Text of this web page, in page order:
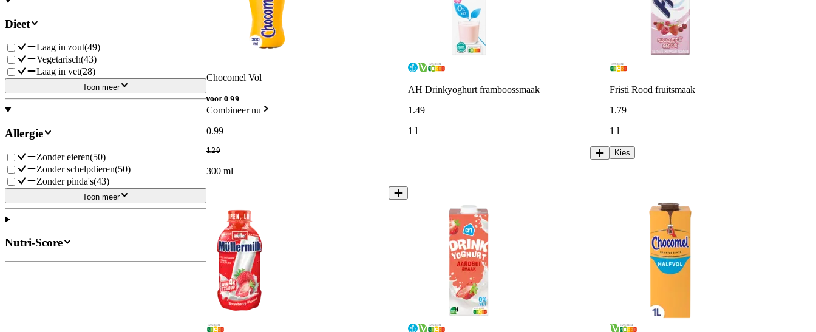
Dieet
Laag in zout(49)
Vegetarisch(43)
Laag in vet(28)
Toon meer
Allergie
Zonder eieren(50)
Zonder schelpdieren(50)
Zonder pinda's(43)
Toon meer
Nutri-Score
Chocomel Vol
voor 0.99
Combineer nu
0.99
1.29
300 ml
AH Drinkyoghurt framboossmaak
1.49
1 l
Fristi Rood fruitsmaak
1.79
1 l
Kies